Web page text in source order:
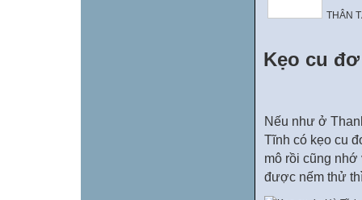
THÂN
Kẹo cu
Nếu như ở
Tĩnh có kẹo cu
mô rồi cũng
được nếm thử